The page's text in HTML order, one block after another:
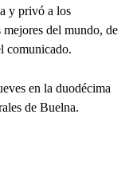
y privó a los
del mundo, de
comunicado.
en la duodécima
de Buelna.